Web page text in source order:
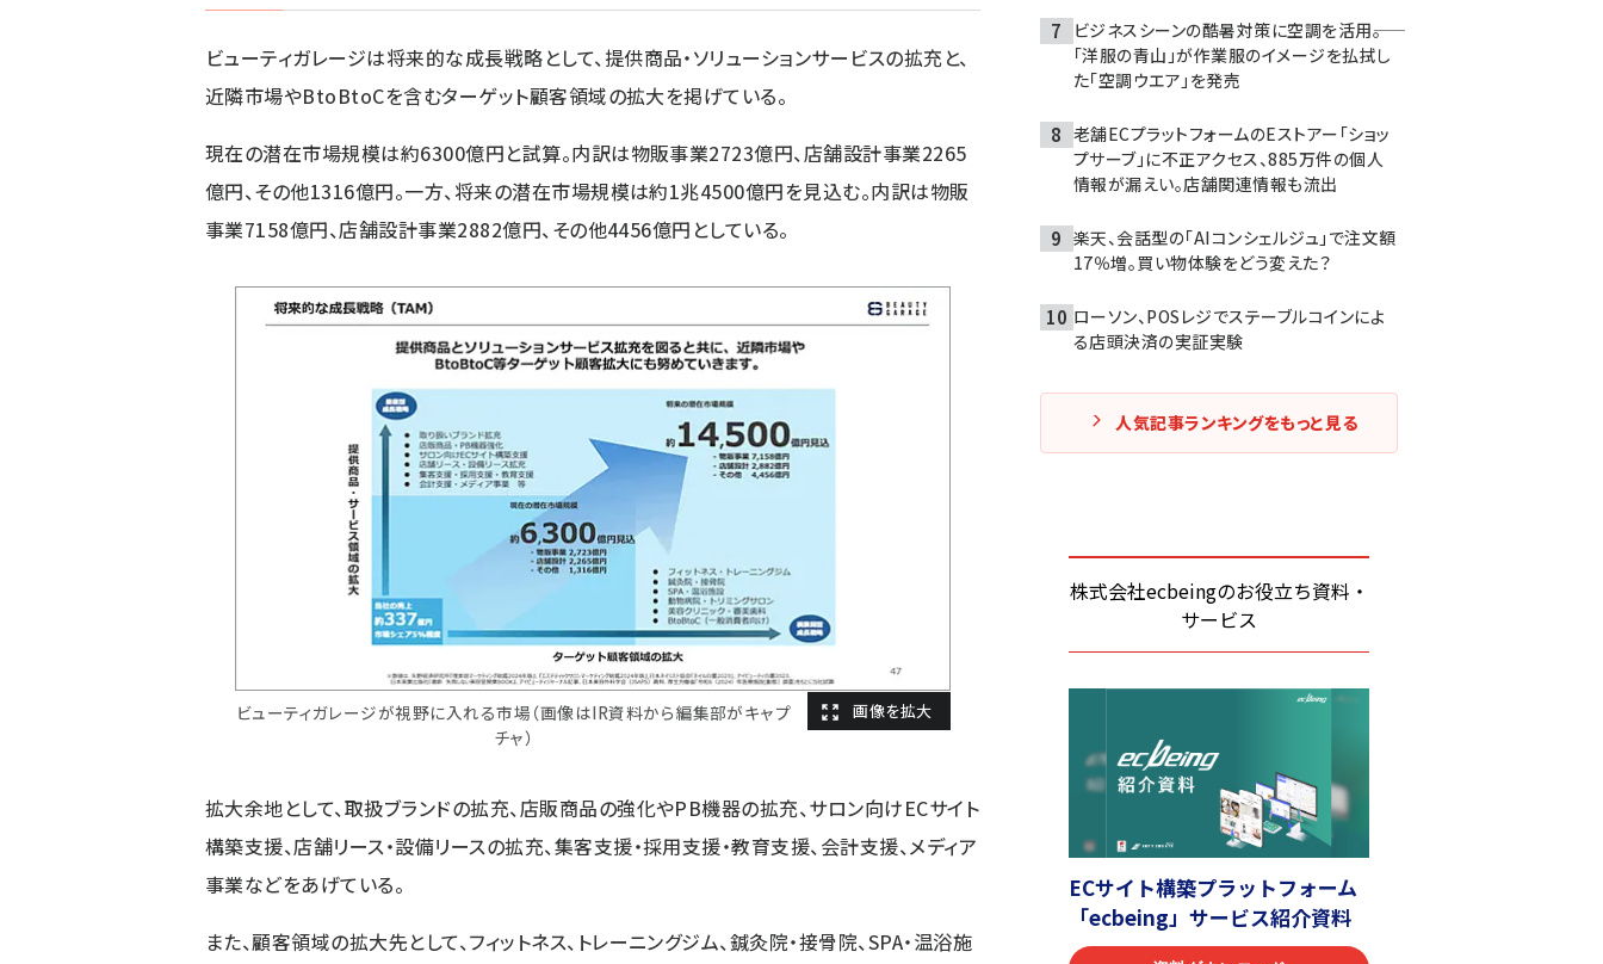
ビューティガレージは将来的な成長戦略として、提供商品・ソリューションサービスの拡充と、
近隣市場やBtoBtoCを含むターゲット顧客領域の拡大を掲げている。
現在の潜在市場規模は約6300億円と試算。内訳は物販事業2723億円、店舗設計事業2265
億円、その他1316億円。一方、将来の潜在市場規模は約1兆4500億円を見込む。内訳は物販
事業7158億円、店舗設計事業2882億円、その他4456億円としている。
ビューティガレージが視野に入れる市場（画像はIR資料から編集部がキャプ
チャ）
拡大余地として、取扱ブランドの拡充、店販商品の強化やPB機器の拡充、サロン向けECサイト
構築支援、店舗リース・設備リースの拡充、集客支援・採用支援・教育支援、会計支援、メディア
事業などをあげている。
また、顧客領域の拡大先として、フィットネス、トレーニングジム、鍼灸院・接骨院、SPA・温浴施
ビジネスシーンの酷暑対策に空調を活用――。
「洋服の青山」が作業服のイメージを払拭し
た「空調ウエア」を発売
老舗ECプラットフォームのEストアー「ショッ
プサーブ」に不正アクセス、885万件の個人
情報が漏えい。店舗関連情報も流出
楽天、会話型の「AIコンシェルジュ」で注文額
17％増。買い物体験をどう変えた？
ローソン、POSレジでステーブルコインによ
る店頭決済の実証実験
人気記事ランキングをもっと見る